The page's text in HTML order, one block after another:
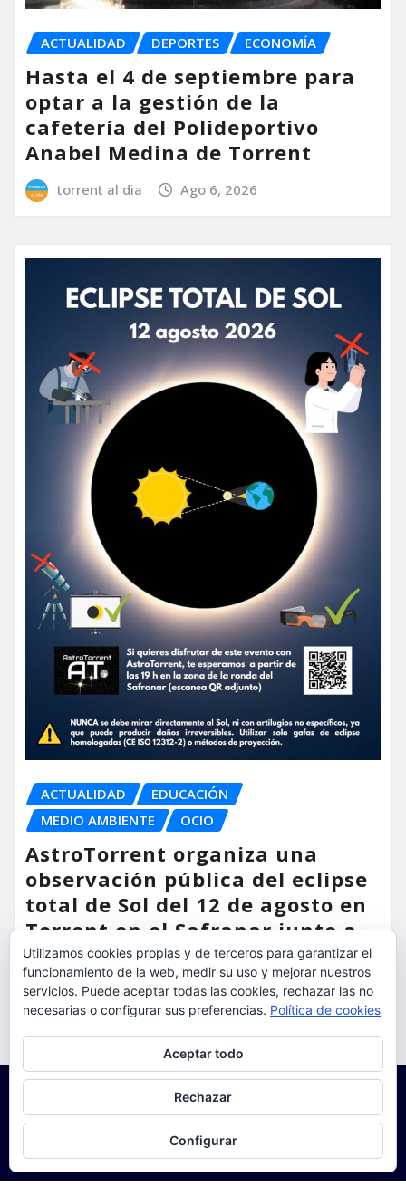
ACTUALIDAD DEPORTES ECONOMÍA
Hasta el 4 de septiembre para
optar a la gestión de la
cafetería del Polideportivo
Anabel Medina de Torrent
torrent al dia Ago 6, 2026
ACTUALIDAD
EDUCACIÓN
MEDIO AMBIENTE
OCIO
AstroTorrent organiza una
observación pública del eclipse
total de Sol del 12 de agosto en
Torrent en el Safranar junto a
las vías del AVE
torrent al dia Ago 5, 2026
Utilizamos cookies propias y de terceros para garantizar el
funcionamiento de la web, medir su uso y mejorar nuestros
servicios. Puede aceptar todas las cookies, rechazar las no
necesarias o configurar sus preferencias. Política de cookies
Aceptar todo
Rechazar
Configurar
Para obtener más información, incluido cómo gestionar las cookies,